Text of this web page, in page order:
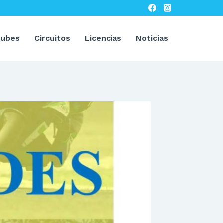
Circuitos Licencias Noticias